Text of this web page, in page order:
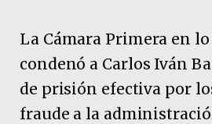
La Cámara Primera en
condenó a Carlos Iván
de prisión efectiva por
fraude a la